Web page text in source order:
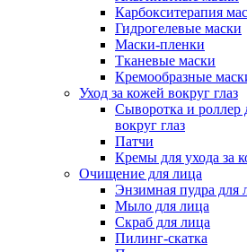
Карбокситерапия
Гидрогелевые маски
Маски-пленки
Тканевые маски
Кремообразные
Уход за кожей вокруг глаз
Сыворотка и роллер
вокруг глаз
Патчи
Кремы для ухода за
Очищение для лица
Энзимная пудра для
Мыло для лица
Скраб для лица
Пилинг-скатка